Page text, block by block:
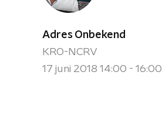
Adres Onbekend
KRO-NCRV
17 juni 2018 14:00 - 16:00